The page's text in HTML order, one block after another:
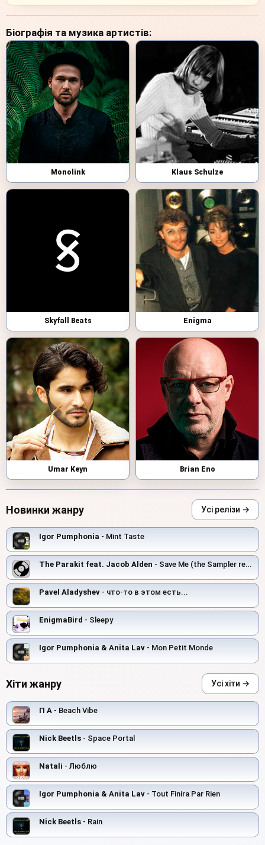
Біографія та музика артистів:
Monolink Klaus Schulze
Skyfall Beats Enigma
Umar Keyn Brian Eno
Новинки жанру Усі релізи →
Igor Pumphonia - Mint Taste
The Parakit feat. Jacob Alden - Save Me (the Sampler remix)
Pavel Aladyshev - что-то в этом есть...
EnigmaBird - Sleepy
Igor Pumphonia & Anita Lav - Mon Petit Monde
Хіти жанру Усі хіти →
П А - Beach Vibe
Nick Beetls - Space Portal
Natali - Люблю
Igor Pumphonia & Anita Lav - Tout Finira Par Rien
Nick Beetls - Rain